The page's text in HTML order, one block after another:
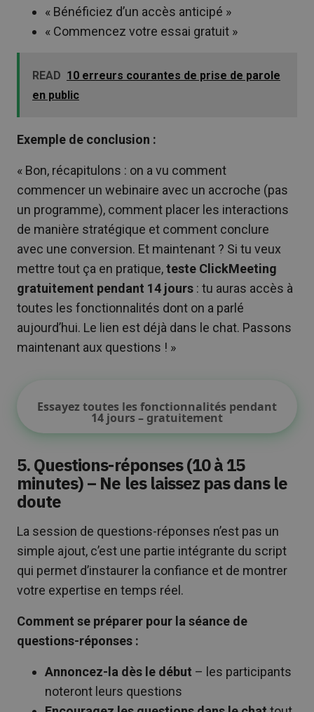
« Bénéficiez d’un accès anticipé »
« Commencez votre essai gratuit »
READ 10 erreurs courantes de prise de parole
en public
Exemple de conclusion :
« Bon, récapitulons : on a vu comment
commencer un webinaire avec un accroche (pas
un programme), comment placer les interactions
de manière stratégique et comment conclure
avec une conversion. Et maintenant ? Si tu veux
mettre tout ça en pratique,teste ClickMeeting
gratuitement pendant 14 jours : tu auras accès à
toutes les fonctionnalités dont on a parlé
aujourd’hui. Le lien est déjà dans le chat. Passons
maintenant aux questions ! »
Essayez toutes les fonctionnalités pendant
14 jours – gratuitement
5. Questions-réponses (10 à 15
minutes) – Ne les laissez pas dans le
doute
La session de questions-réponses n’est pas un
simple ajout, c’est une partie intégrante du script
qui permet d’instaurer la confiance et de montrer
votre expertise en temps réel.
Comment se préparer pour la séance de
questions-réponses :
Annoncez-la dès le début – les participants
noteront leurs questions